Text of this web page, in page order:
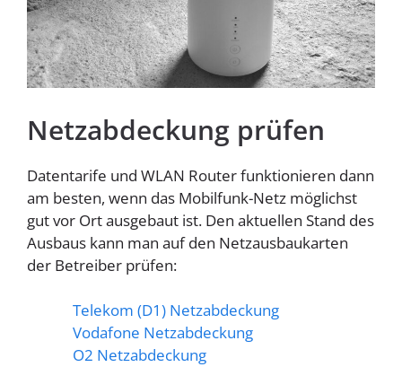
Netzabdeckung prüfen
Datentarife und WLAN Router funktionieren dann
am besten, wenn das Mobilfunk-Netz möglichst
gut vor Ort ausgebaut ist. Den aktuellen Stand des
Ausbaus kann man auf den Netzausbaukarten
der Betreiber prüfen:
Telekom (D1) Netzabdeckung
Vodafone Netzabdeckung
O2 Netzabdeckung